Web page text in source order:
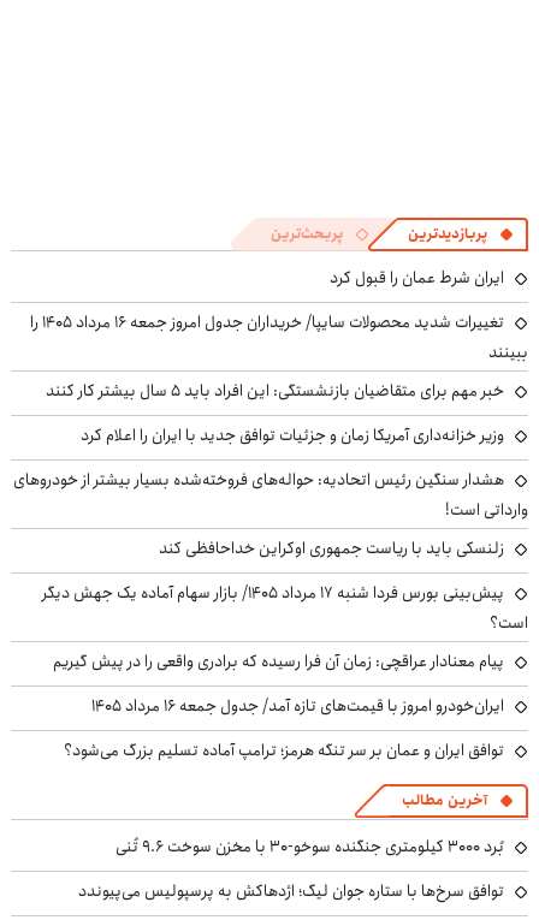
پربازدیدترین پربحث‌ترین
ایران شرط عمان را قبول کرد
تغییرات شدید محصولات سایپا/ خریداران جدول امروز جمعه ۱۶ مرداد ۱۴۰۵ را
ببینند
خبر مهم برای متقاضیان بازنشستگی: این افراد باید ۵ سال بیشتر کار کنند
وزیر خزانه‌داری آمریکا زمان و جزئیات توافق جدید با ایران را اعلام کرد
هشدار سنگین رئیس اتحادیه: حواله‌های فروخته‌شده بسیار بیشتر از خودروهای
وارداتی است!
زلنسکی باید با ریاست جمهوری اوکراین خداحافظی کند
پیش‌بینی بورس فردا شنبه ۱۷ مرداد ۱۴۰۵/ بازار سهام آماده یک جهش دیگر
است؟
پیام معنادار عراقچی: زمان آن فرا رسیده که برادری واقعی را در پیش گیریم
ایران‌خودرو امروز با قیمت‌های تازه آمد/ جدول جمعه ۱۶ مرداد ۱۴۰۵
توافق ایران و عمان بر سر تنگه هرمز؛ ترامپ آماده تسلیم بزرگ می‌شود؟
آخرین مطالب
بُرد ۳۰۰۰ کیلومتری جنگنده سوخو-۳۰ با مخزن سوخت ۹.۶ تُنی
توافق سرخ‌ها با ستاره جوان لیگ؛ اژدهاکش به پرسپولیس می‌پیوندد